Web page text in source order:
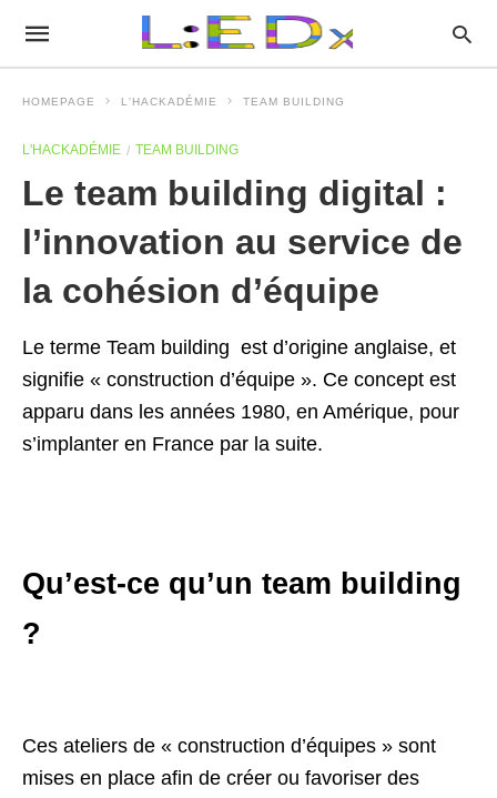
HOMEPAGE L'HACKADÉMIE TEAM BUILDING
L'HACKADÉMIE TEAM BUILDING
Le team building digital :
l’innovation au service de
la cohésion d’équipe
Le terme Team building est d’origine anglaise, et
signifie « construction d’équipe ». Ce concept est
apparu dans les années 1980, en Amérique, pour
s’implanter en France par la suite.
Qu’est-ce qu’un team building
?
Ces ateliers de « construction d’équipes » sont
mises en place afin de créer ou favoriser des